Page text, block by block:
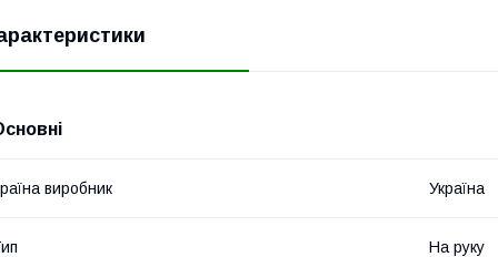
виробник Україна
На руку